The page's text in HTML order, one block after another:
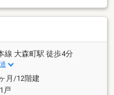
る対面キッチン♪◆近隣
な立地です♪【株式会
信頼で未公開情報多数
す。宅建士×FP×住宅ロ
持つ『ライフ・エキス
の老後も見据えたライ
ご相談下さい！☆物件
〉☆
線 大森町駅 徒歩4分
月/12階建
戸